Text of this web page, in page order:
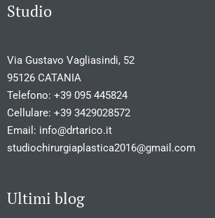
Studio
Via Gustavo Vagliasindi, 52
95126 CATANIA
Telefono: +39 095 445824
Cellulare: +39 3429028572
Email: info@drtarico.it
studiochirurgiaplastica2016@gmail.com
Ultimi blog